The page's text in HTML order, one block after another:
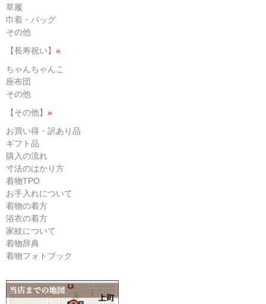
草履
巾着・バッグ
その他
【長寿祝い】 »
ちゃんちゃんこ
座布団
その他
【その他】 »
お買い得・訳あり品
ギフト品
購入の流れ
寸法のはかり方
着物TPO
お手入れについて
着物の着方
浴衣の着方
家紋について
着物辞典
着物フォトブック